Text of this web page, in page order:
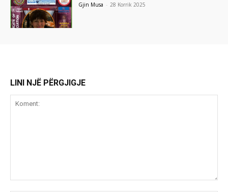
Gjin Musa - 28 Korrik 2025
LINI NJË PËRGJIGJE